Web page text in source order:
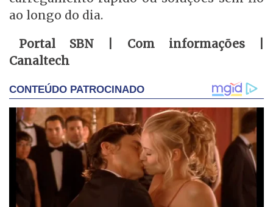
ao longo do dia.
Portal SBN | Com informações |
Canaltech